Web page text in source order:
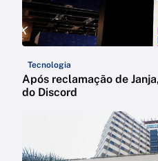
Tecnologia
Após reclamação de
do Discord